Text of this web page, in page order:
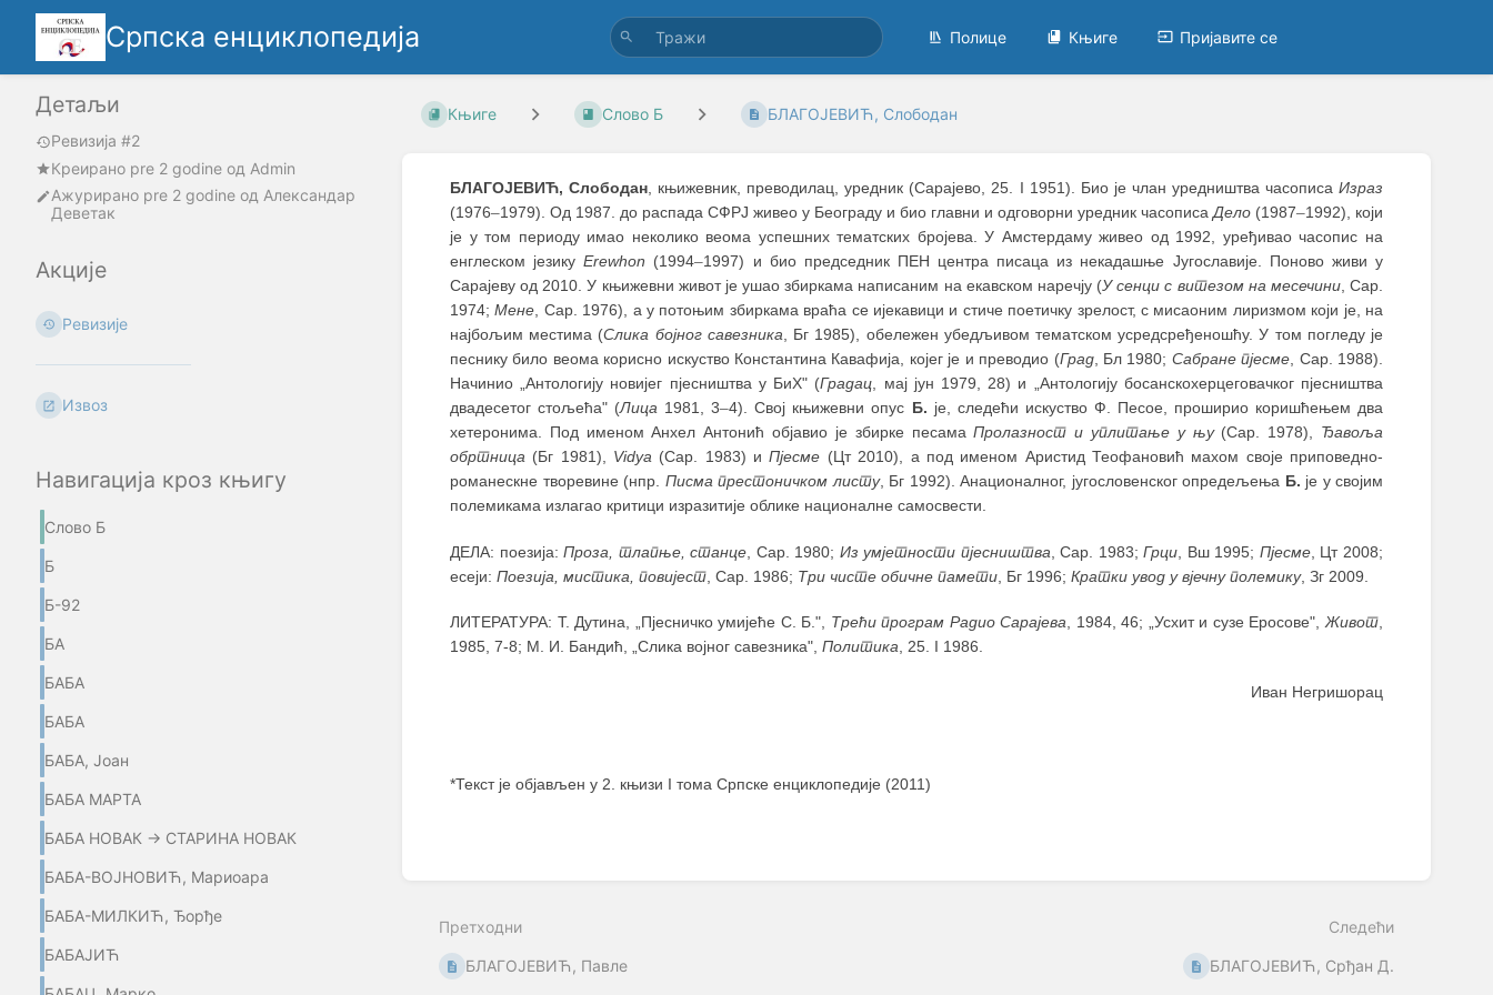
Српска енциклопедија Полице Књиге Пријавите се
Детаљи
Ревизија #2
Креирано pre 2 godine oд Admin
Ажурирано pre 2 godine од Александар
Деветак
Акције
Ревизије
Извоз
Навигација кроз књигу
Слово Б
Б
Б-92
БА
БАБА
БАБА
БАБА, Јоан
БАБА МАРТА
БАБА НОВАК → СТАРИНА НОВАК
БАБА-ВОЈНОВИЋ, Мариоара
БАБА-МИЛКИЋ, Ђорђе
БАБАЈИЋ
Књиге Слово Б БЛАГОЈЕВИЋ, Слободан
БЛАГОЈЕВИЋ, Слободан, књижевник, преводилац, уредник (Сарајево, 25. I 1951). Био је члан уредништва часописаИзраз
(1976–1979). Од 1987. до распада СФРЈ живео у Београду и био главни и одговорни уредник часописаДело (1987–1992), који
је у том периоду имао неколико веома успешних тематских бројева. У Амстердаму живео од 1992, уређивао часопис на
енглеском језикуErewhon (1994–1997) и био председник ПЕН центра писаца из некадашње Југославије. Поново живи у
Сарајеву од 2010. У књижевни живот је ушао збиркама написаним на екавском наречју (У сенци с витезом на месечини, Сар.
1974;Мене, Сар. 1976), а у потоњим збиркама враћа се ијекавици и стиче поетичку зрелост, с мисаоним лиризмом који је, на
најбољим местима (Слика бојног савезника, Бг 1985), обележен убедљивом тематском усредсређеношћу. У том погледу је
песнику било веома корисно искуство Константина Кавафија, којег је и преводио (Град, Бл 1980; Сабране пјесме, Сар. 1988).
Начинио „Антологију новијег пјесништва у БиХ" (Градац, мај јун 1979, 28) и „Антологију босанскохерцеговачког пјесништва
двадесетог стољећа" (Лица 1981, 3–4). Свој књижевни опус Б. је, следећи искуство Ф. Песое, проширио коришћењем два
хетеронима. Под именом Анхел Антонић објавио је збирке песамаПролазност и уплитање у њу(Сар. 1978), Ђавоља
обртница (Бг 1981), Vidya (Сар. 1983) иПјесме (Цт 2010), a под именом Аристид Теофановић махом своје приповедно-
романескне творевине (нпр. Писма престоничком листу, Бг 1992). Анационалног, југословенског опредељења Б. је у својим
полемикама излагао критици изразитије облике националне самосвести.
ДЕЛА: поезија:Проза, тлапње, станце , Сар. 1980; Из умјетности пјесништва , Сар. 1983;Грци , Вш 1995; Пјесме, Цт 2008;
есеји: Поезија, мистика, повијест , Сар. 1986; Три чисте обичне памети , Бг 1996; Кратки увод у вјечну полемику, Зг 2009.
ЛИТЕРАТУРА: Т. Дутина, „Пјесничко умијеће С. Б.", Трећи програм Радио Сарајева , 1984, 46; „Усхит и сузе Еросове",Живот
1985, 7-8; М. И. Бандић, „Слика војног савезника", Политика , 25. I 1986.
Иван Негришорац
*Текст је објављен у 2. књизи I тома Српске енциклопедије (2011)
mode
Претходни
БЛАГОЈЕВИЋ, Павле
Следећи
БЛАГОЈЕВИЋ, Срђан Д.